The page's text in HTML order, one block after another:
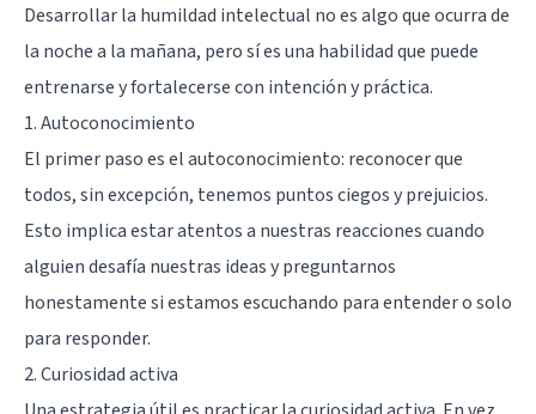
Desarrollar la humildad intelectual no es algo que ocurra de
la noche a la mañana, pero sí es una habilidad que puede
entrenarse y fortalecerse con intención y práctica.
1. Autoconocimiento
El primer paso es el autoconocimiento: reconocer que
todos, sin excepción, tenemos puntos ciegos y prejuicios.
Esto implica estar atentos a nuestras reacciones cuando
alguien desafía nuestras ideas y preguntarnos
honestamente si estamos escuchando para entender o solo
para responder.
2. Curiosidad activa